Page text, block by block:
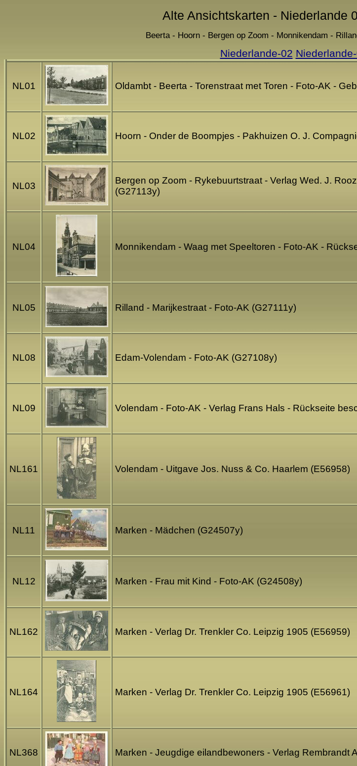
Alte Ansichtskarten - Niederlande
Beerta - Hoorn - Bergen op Zoom - Monnikendam -
Niederlande-02
NL01 Oldambt - Beerta - Torenstraat met Toren - Foto-AK -
NL02 Hoorn - Onder de Boompjes - Pakhuizen O. J.
NL03
Bergen op Zoom - Rykebuurtstraat - Verlag Wed. J.
(G27113y)
NL04 Monnikendam - Waag met Speeltoren - Foto-AK -
NL05 Rilland - Marijkestraat - Foto-AK (G27111y)
NL08 Edam-Volendam - Foto-AK (G27108y)
NL09 Volendam - Foto-AK - Verlag Frans Hals - Rückseite
NL161 Volendam - Uitgave Jos. Nuss & Co. Haarlem (E56958)
NL11 Marken - Mädchen (G24507y)
NL12 Marken - Frau mit Kind - Foto-AK (G24508y)
NL162 Marken - Verlag Dr. Trenkler Co. Leipzig 1905 (E56959)
NL164 Marken - Verlag Dr. Trenkler Co. Leipzig 1905 (E56961)
NL368 Marken - Jeugdige eilandbewoners - Verlag Rembrandt